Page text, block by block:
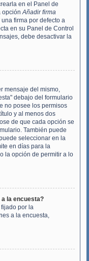
en el Panel de
opciónAñadir firma
firma por defecto a
en su Panel de Control
debe desactivar la
mensaje del mismo,
debajo del formulario
no posee los permisos
y al menos dos
de que cada opción se
También puede
seleccionar en la
en días para la
la opción de permitir a lo
la encuesta?
por la
a la encuesta,